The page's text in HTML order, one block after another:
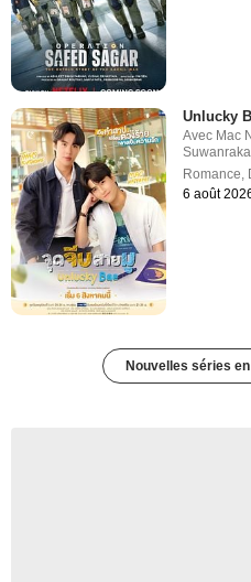
Unlucky
Avec Mac
Romance,
6 août
Nouvelles séries